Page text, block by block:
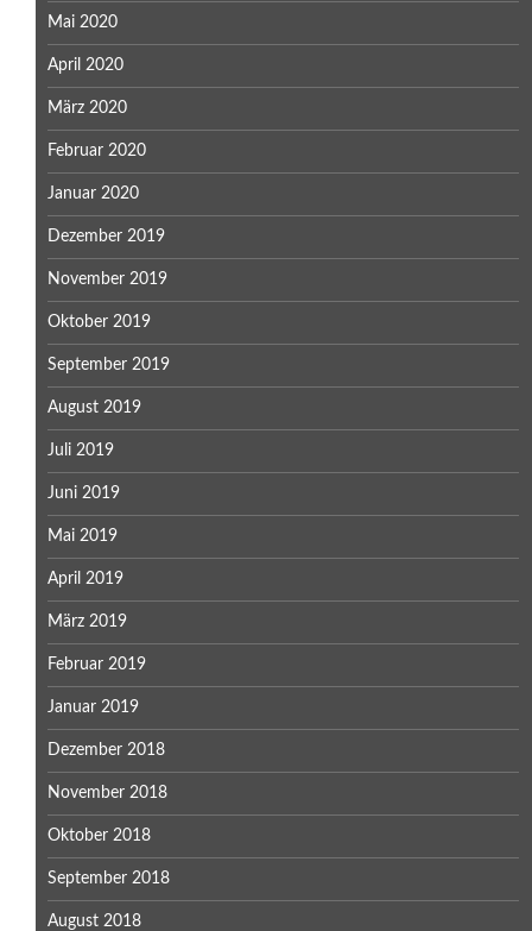
Mai 2020
April 2020
März 2020
Februar 2020
Januar 2020
Dezember 2019
November 2019
Oktober 2019
September 2019
August 2019
Juli 2019
Juni 2019
Mai 2019
April 2019
März 2019
Februar 2019
Januar 2019
Dezember 2018
November 2018
Oktober 2018
September 2018
August 2018